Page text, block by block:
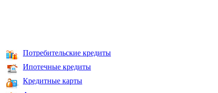
Потребительские кредиты
Ипотечные кредиты
Кредитные карты